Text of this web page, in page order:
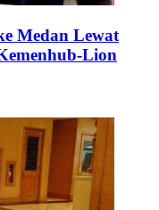
Medan Lewat
Lion